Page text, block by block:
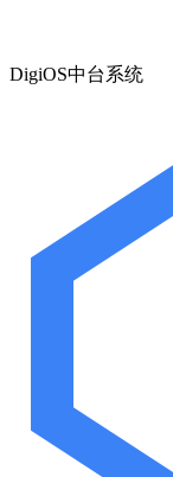
DigiOS中台系统